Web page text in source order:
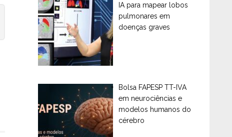
IA para mapear lobos
pulmonares em
doenças graves
Bolsa FAPESP TT-IVA
em neurociências e
modelos humanos do
cérebro